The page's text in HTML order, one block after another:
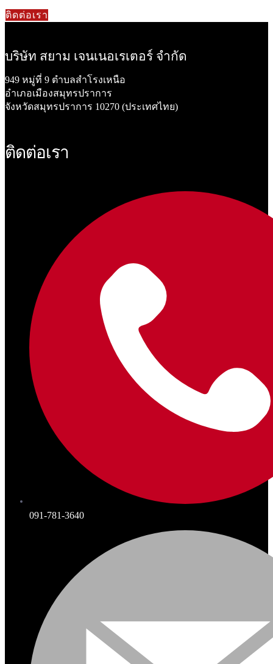
ติดต่อเรา
บริษัท สยาม เจนเนอเรเตอร์ จำกัด
949 หมู่ที่ 9 ตำบลสำโรงเหนือ
อำเภอเมืองสมุทรปราการ
จังหวัดสมุทรปราการ 10270 (ประเทศไทย)
ติดต่อเรา
091-781-3640